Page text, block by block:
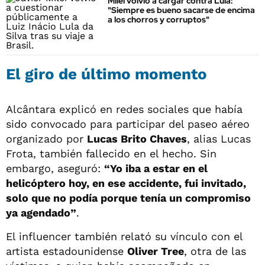
"Siempre es bueno sacarse de encima
a los chorros y corruptos"
El giro de último momento
Alcântara explicó en redes sociales que había
sido convocado para participar del paseo aéreo
organizado por Lucas Brito Chaves, alias Lucas
Frota, también fallecido en el hecho. Sin
embargo, aseguró: “Yo iba a estar en el
helicóptero hoy, en ese accidente, fui invitado,
solo que no podía porque tenía un compromiso
ya agendado”.
El influencer también relató su vínculo con el
artista estadounidense Oliver Tree, otra de las